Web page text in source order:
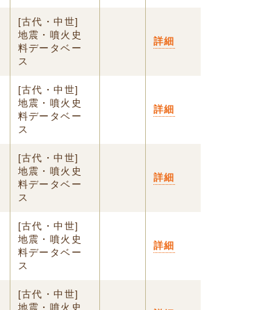
[古代・中世]
地震・噴火史
料データベー
ス
詳細
[古代・中世]
地震・噴火史
料データベー
ス
詳細
[古代・中世]
地震・噴火史
料データベー
ス
詳細
[古代・中世]
地震・噴火史
料データベー
ス
詳細
[古代・中世]
地震・噴火史